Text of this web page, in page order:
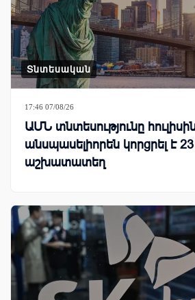
Տնտեսական
17:46 07/08/26
ԱՄՆ տնտեսությունը
անսպասելիորեն կորցրել է
աշխատատեղ